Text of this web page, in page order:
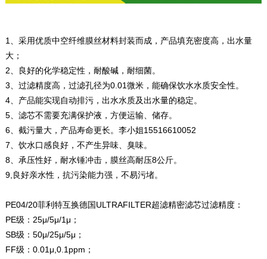
1、采用优质中空纤维膜丝材料封装而成，产品填充密度高，出水量
大；
2、良好的化学稳定性，耐酸碱，耐细菌。
3、过滤精度高，过滤孔径为0.01微米，能确保饮水水质安全性。
4、产品能实现自动排污，出水水质及出水量的稳定。
5、滤芯不需要充满保护液，方便运输、储存。
6、截污量大，产品寿命更长。李小姐15516610052
7、饮水口感良好，不产生异味、臭味。
8、承压性好，耐水锤冲击，膜丝高耐压8公斤。
9,良好亲水性，抗污染能力强，不易污堵。
PE04/20菲利特互换德国ULTRAFILTER超滤精密滤芯过滤精度：
PE级：25μ/5μ/1μ；
SB级：50μ/25μ/5μ；
FF级：0.01μ,0.1ppm；